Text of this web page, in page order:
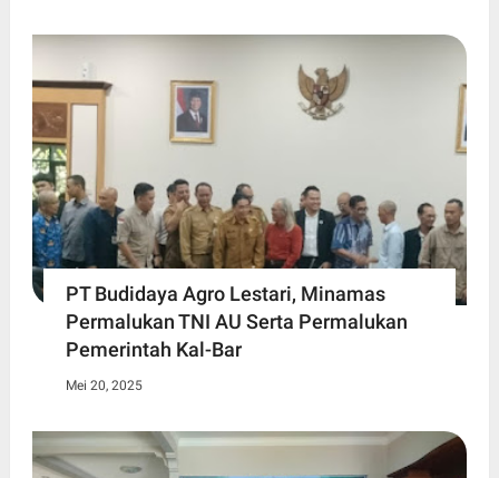
PT Budidaya Agro Lestari, Minamas
Permalukan TNI AU Serta Permalukan
Pemerintah Kal-Bar
Mei 20, 2025